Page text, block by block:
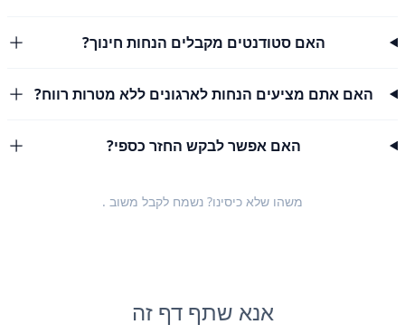
האם סטודנטים מקבלים הנחות חינוך?
האם אתם מציעים הנחות לארגונים ללא מטרות רווח?
האם אפשר לבקש החזר כספי?
משהו שלא כיסינו? נשמח לקבל משוב .
אנא שתף דף זה